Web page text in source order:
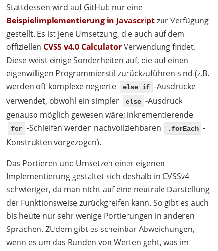
Stattdessen wird auf GitHub nur eine
Beispielimplementierung in Javascriptzur Verfügung
gestellt. Es ist jene Umsetzung, die auch auf dem
offiziellen CVSSv4.0 CalculatorVerwendung findet.
Diese weist einige Sonderheiten auf, die auf einen
eigenwilligen Programmierstil zurückzuführen sind (z.B.
werden oft komplexe negierte
else if -Ausdrücke
verwendet, obwohl ein simpler
else -Ausdruck
genauso möglich gewesen wäre; inkrementierende
for -Schleifen werden nachvollziehbaren .forEach -
Konstrukten vorgezogen).
Das Portieren und Umsetzen einer eigenen
Implementierung gestaltet sich deshalb in CVSSv4
schwieriger, da man nicht auf eine neutrale Darstellung
der Funktionsweise zurückgreifen kann. So gibt es auch
bis heute nur sehr wenige Portierungen in anderen
Sprachen. ZUdem gibt es scheinbar Abweichungen,
wenn es um das Runden von Werten geht, was im